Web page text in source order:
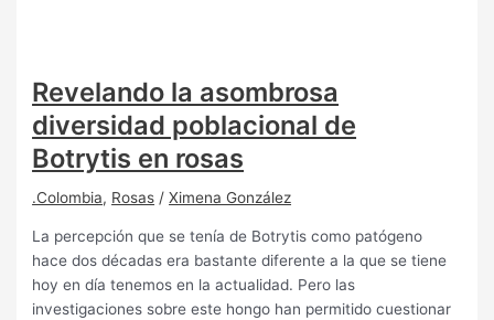
Revelando la asombrosa
diversidad poblacional de
Botrytis en rosas
.Colombia, Rosas /Ximena González
La percepción que se tenía de Botrytis como patógeno
hace dos décadas era bastante diferente a la que se tiene
hoy en día tenemos en la actualidad. Pero las
investigaciones sobre este hongo han permitido cuestionar